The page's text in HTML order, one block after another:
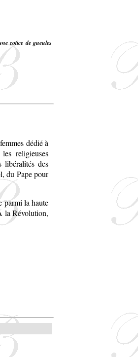
cotice de gueules
dédié à
religieuses
libéralités des
du Pape pour
parmi la haute
la Révolution,